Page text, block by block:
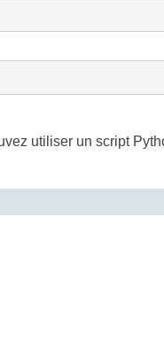
utiliser un script